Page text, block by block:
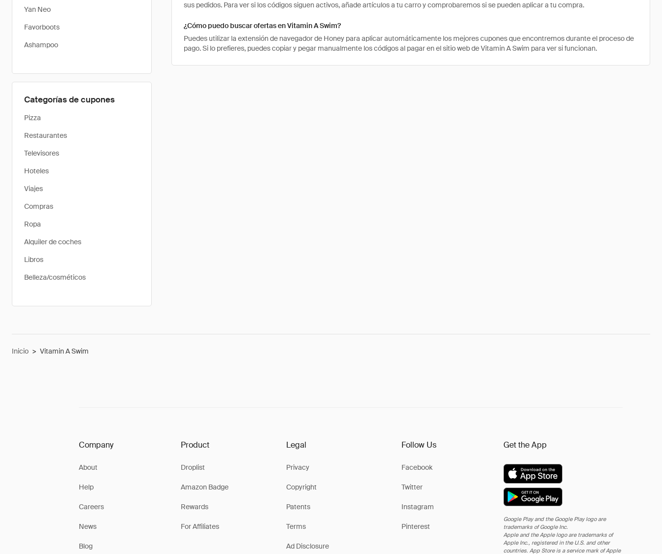
Yan Neo
Favorboots
Ashampoo
Categorías de cupones
Pizza
Restaurantes
Televisores
Hoteles
Viajes
Compras
Ropa
Alquiler de coches
Libros
Belleza/cosméticos
sus pedidos. Para ver si los códigos siguen activos, añade artículos a tu carro y comprobaremos si se pueden aplicar a tu compra.
¿Cómo puedo buscar ofertas en Vitamin A Swim?
Puedes utilizar la extensión de navegador de Honey para aplicar automáticamente los mejores cupones que encontremos durante el proceso de
pago. Si lo prefieres, puedes copiar y pegar manualmente los códigos al pagar en el sitio web de Vitamin A Swim para ver si funcionan.
Inicio > Vitamin A Swim
Company
About
Help
Careers
News
Blog
Product
Droplist
Amazon Badge
Rewards
For Affiliates
Legal
Privacy
Copyright
Patents
Terms
Ad Disclosure
Follow Us
Facebook
Twitter
Instagram
Pinterest
Get the App
Google Play and the Google Play logo are
trademarks of Google Inc.
Apple and the Apple logo are trademarks of
Apple Inc., registered in the U.S. and other
countries. App Store is a service mark of Apple